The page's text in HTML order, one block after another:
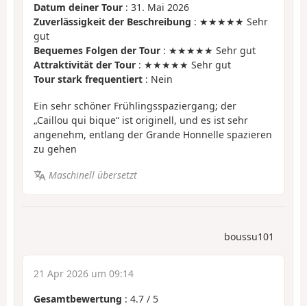
Datum deiner Tour : 31. Mai 2026
Zuverlässigkeit der Beschreibung : ★★★★★ Sehr
gut
Bequemes Folgen der Tour : ★★★★★ Sehr gut
Attraktivität der Tour : ★★★★★ Sehr gut
Tour stark frequentiert : Nein
Ein sehr schöner Frühlingsspaziergang; der
„Caillou qui bique“ ist originell, und es ist sehr
angenehm, entlang der Grande Honnelle spazieren
zu gehen
Maschinell übersetzt
boussu101
21 Apr 2026 um 09:14
Gesamtbewertung : 4.7 / 5